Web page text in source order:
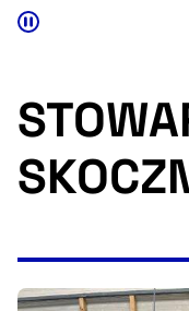
Sprawdź, jak i dlaczego
Deklaracja